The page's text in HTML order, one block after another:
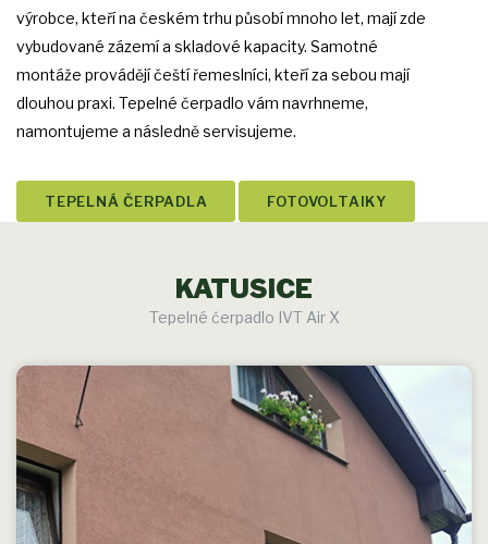
výrobce, kteří na českém trhu působí mnoho let, mají zde
vybudované zázemí a skladové kapacity. Samotné
montáže provádějí čeští řemeslníci, kteří za sebou mají
dlouhou praxi. Tepelné čerpadlo vám navrhneme,
namontujeme a následně servisujeme.
TEPELNÁ ČERPADLA FOTOVOLTAIKY
KATUSICE
Tepelné čerpadlo IVT Air X